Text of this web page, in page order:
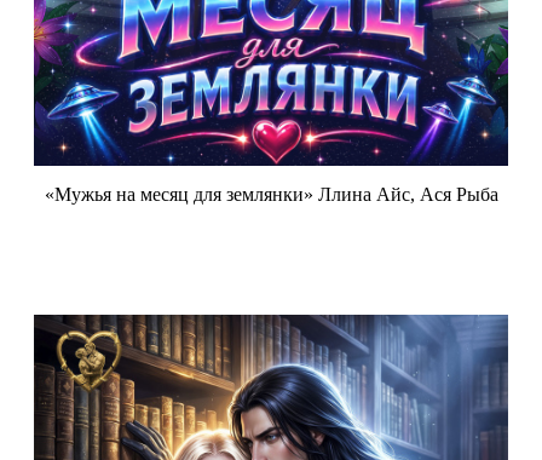
«Мужья на месяц для землянки» Ллина Айс, Ася Рыба